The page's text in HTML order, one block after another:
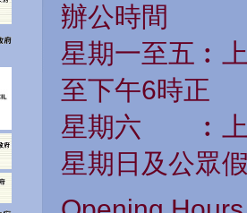
辦公時間
星期一至五︰
至下午6時正
星期六 ︰上
星期日及公眾